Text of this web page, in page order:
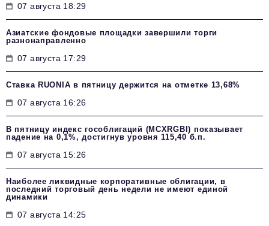
07 августа 18:29
Азиатские фондовые площадки завершили торги
разнонаправленно
07 августа 17:29
Ставка RUONIA в пятницу держится на отметке 13,68%
07 августа 16:26
В пятницу индекс гособлигаций (MCXRGBI) показывает
падение на 0,1%, достигнув уровня 115,40 б.п.
07 августа 15:26
Наиболее ликвидные корпоративные облигации, в
последний торговый день недели не имеют единой
динамики
07 августа 14:25